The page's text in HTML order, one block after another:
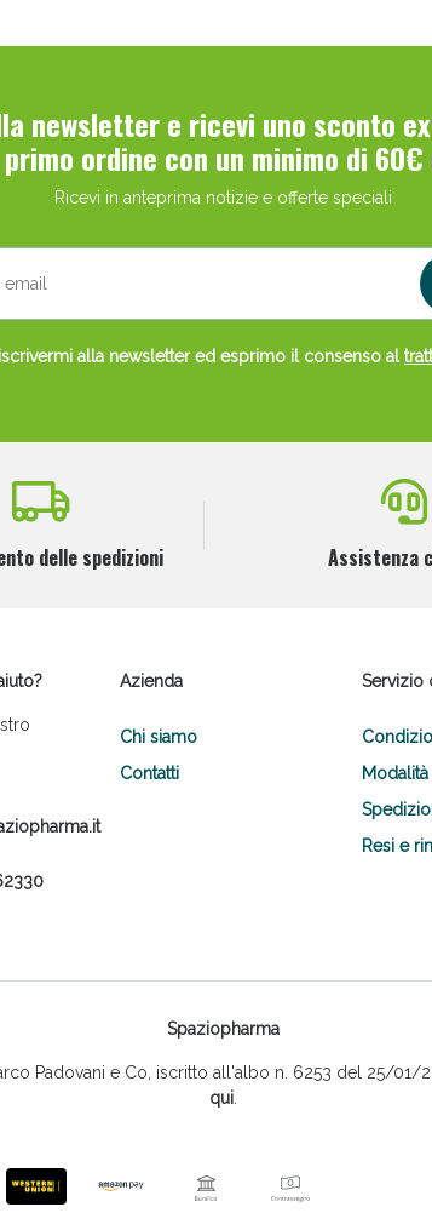
newsletter e ricevi uno sconto
ordine con un minimo di 60€
Ricevi in anteprima notizie e offerte speciali
alla newsletter ed esprimo il consenso al
delle spedizioni Assistenza
Azienda
Chi siamo
Contatti
Servizio
Resi e
Spaziopharma
Padovani e Co, iscritto all'albo n. 6253 del 25/
qui.